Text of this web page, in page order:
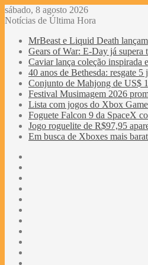
sábado, 8 agosto 2026
Notícias de Última Hora
MrBeast e Liquid Death
Gears of War: E-Day já supera
Caviar lança coleção inspirada
40 anos de Bethesda: resgate
Conjunto de Mahjong de US$
Festival Musimagem 2026
Lista com jogos do Xbox Game
Foguete Falcon 9 da SpaceX
Jogo roguelite de R$97,95
Em busca de Xboxes mais